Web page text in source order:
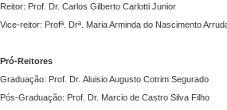
Reitor: Prof. Dr. Carlos Gilberto Carlotti Junior
Vice-reitor: Profª. Drª. Maria Arminda do Nascimento
Pró-Reitores
Graduação: Prof. Dr. Aluisio Augusto Cotrim Segurado
Pós-Graduação: Prof. Dr. Marcio de Castro Silva Filho